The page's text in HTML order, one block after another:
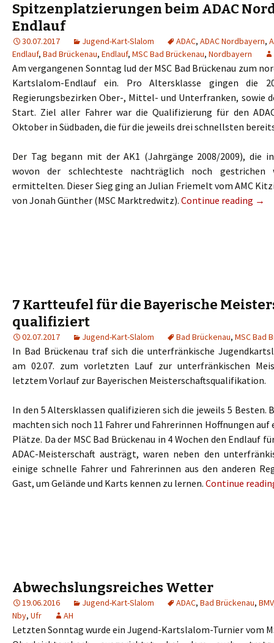
Spitzenplatzierungen beim ADAC
Endlauf
30.07.2017 Jugend-Kart-Slalom ADAC, ADAC Nordbayern,
Endlauf, Bad Brückenau, Endlauf, MSC Bad Brückenau, Nordbayern
Am vergangenen Sonntag lud der MSC Bad Brückenau zum
Kartslalom-Endlauf ein. Pro Altersklasse gingen die
Regierungsbezirken Ober-, Mittel- und Unterfranken, sowie
Start. Ziel aller Fahrer war die Qualifizierung für den
Oktober in Südbaden, die für die jeweils drei schnellsten
Der Tag begann mit der AK1 (Jahrgänge 2008/2009), die
wovon der schlechteste nachträglich noch gestrichen
ermittelten. Dieser Sieg ging an Julian Friemelt vom AMC
von Jonah Günther (MSC Marktredwitz). Continue reading →
7 Kartteufel für die Bayerische
qualifiziert
02.07.2017 Jugend-Kart-Slalom Bad Brückenau, MSC Bad
In Bad Brückenau traf sich die unterfränkische
am 02.07. zum vorletzten Lauf zur unterfränkischen
letztem Vorlauf zur Bayerischen Meisterschaftsqualifikation.
In den 5 Altersklassen qualifizieren sich die jeweils 5 Besten.
machten sich noch 11 Fahrer und Fahrerinnen Hoffnungen
Plätze. Da der MSC Bad Brückenau in 4 Wochen den Endlauf
ADAC-Meisterschaft austrägt, waren neben den
einige schnelle Fahrer und Fahrerinnen aus den anderen
Gast, um Gelände und Karts kennen zu lernen. Continue
Abwechslungsreiches Wetter
19.06.2016 Jugend-Kart-Slalom ADAC, Bad Brückenau, BMV
Nby, Ufr AH
Letzten Sonntag wurde ein Jugend-Kartslalom-Turnier vom